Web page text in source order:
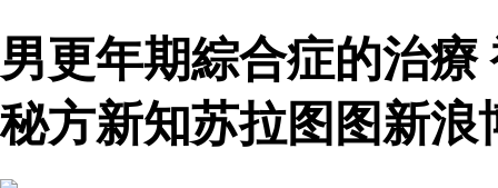
男更年期綜合症的治
秘方新知苏拉图图新浪